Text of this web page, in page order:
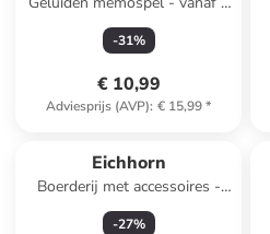
jaar
-31%
€ 10,99
Adviesprijs (AVP): € 15,99*
Eichhorn
Boerderij met accessoires -
vanaf 3 jaar
-27%